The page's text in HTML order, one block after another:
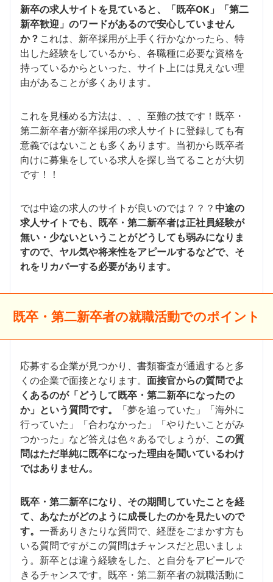
新卒の求人サイトを見ていると、「既卒OK」「第二
新卒歓迎」のワードがあるので安心していません
か？ これは、新卒採用が上手く行かなかったら、特
出した経験をしているから、各職種に必要な資格を
持っているからといった、サイト上には見えない理
由があることが多くあります。
これを見極める方法は、、、至難の技です！既卒・
第二新卒者が新卒採用の求人サイトに登録しても有
意義ではないことも多くあります。当初から既卒者
向けに募集をしている求人を探し当てることが大切
です！！
では中途の求人のサイトが良いのでは？？？ 中途の
求人サイトでも、既卒・第二新卒者は正社員経験が
無い・少ないということがどうしても弱みになりま
すので、ヤル気や将来性をアピールするなどで、そ
れをリカバーする必要があります。
既卒・第二新卒者の就職活動でのポイント
応募する企業が見つかり、書類審査が通過すると多
くの企業で面接となります。 面接官からの質問でよ
くあるのが「どうして既卒・第二新卒になったの
か」という質問です。
「夢を追っていた」「海外に
行っていた」「合わなかった」「やりたいことがみ
つかった」など答えは色々あるでしょうが、
この質
問はただ単純に既卒になった理由を聞いているわけ
ではありません。
既卒・第二新卒になり、その期間していたことを経
て、あなたがどのように成長したのかを見たいので
す。 一番ありきたりな質問で、経歴をごまかす方も
いる質問ですがこの質問はチャンスだと思いましょ
う。新卒とは違う経験をした、と自分をアピールで
きるチャンスです。既卒・第二新卒者の就職活動に